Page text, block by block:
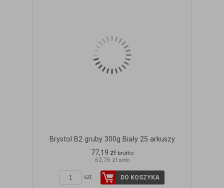
Brystol B2 gruby 300g Biały 25 arkuszy
77,19 zł brutto
62,76 zł netto
szt. DO KOSZYKA